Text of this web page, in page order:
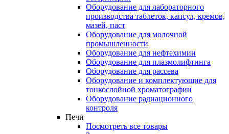
Оборудование для лабораторного
производства таблеток, капсул, кремов,
мазей, паст
Оборудование для молочной
промышленности
Оборудование для нефтехимии
Оборудование для плазмолифтинга
Оборудование для рассева
Оборудование и комплектующие для
тонкослойной хроматографии
Оборудование радиационного
контроля
Печи
Посмотреть все товары